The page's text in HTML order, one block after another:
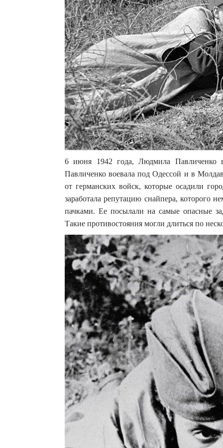
6 июня 1942 года, Людмила Павличенко
Павличенко воевала под Одессой и в
от германских войск, которые осадили
заработала репутацию снайпера, которого
пачками. Ее посылали на самые опасные
Такие противостояния могли длиться по